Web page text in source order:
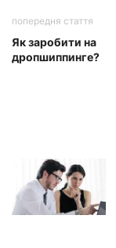
попередня стаття
Як заробити на
дропшиппинге?